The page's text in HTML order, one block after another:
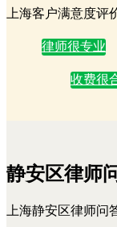
上海客户满意度评
律师很专业
收费很
静安区律师
上海静安区律师问